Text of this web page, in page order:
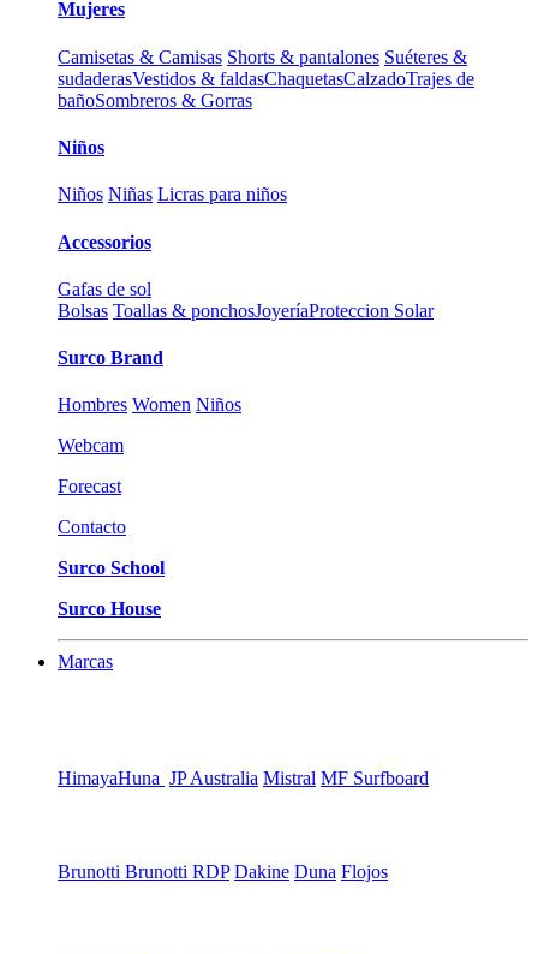
Mujeres
Camisetas & Camisas Shorts & pantalones Suéteres &
sudaderasVestidos & faldasChaquetasCalzadoTrajes de
bañoSombreros & Gorras
Niños
Niños Niñas Licras para niños
Accessorios
Gafas de sol
Bolsas Toallas & ponchosJoyeríaProteccion Solar
Surco Brand
Hombres Women Niños
Webcam
Forecast
Contacto
Surco School
Surco House
Marcas
HimayaHuna JP Australia Mistral MF Surfboard
Brunotti Brunotti RDP Dakine Duna Flojos